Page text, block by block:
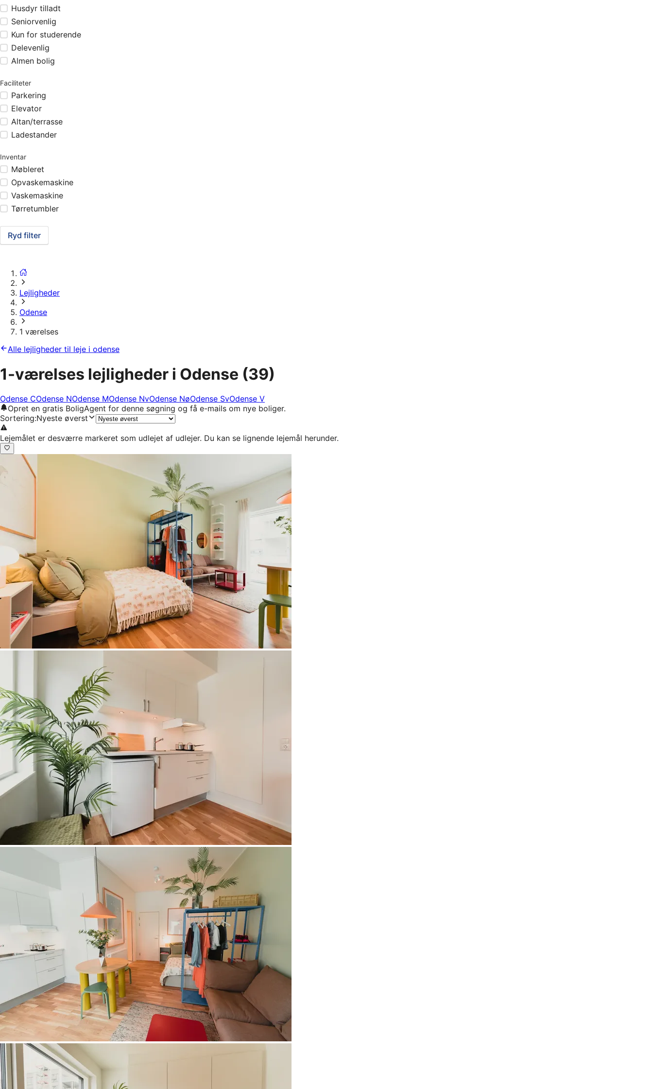
Husdyr tilladt
Seniorvenlig
Kun for studerende
Delevenlig
Almen bolig
Faciliteter
Parkering
Elevator
Altan/terrasse
Ladestander
Inventar
Møbleret
Opvaskemaskine
Vaskemaskine
Tørretumbler
Ryd filter
Lejligheder
Odense
1 værelses
Alle lejligheder til leje i odense
1-værelses lejligheder i Odense (39)
Odense COdense NOdense MOdense NvOdense NøOdense SvOdense V
Opret en gratis BoligAgent for denne søgning og få e-mails om nye boliger.
Sortering:Nyeste øverst
Lejemålet er desværre markeret som udlejet af udlejer. Du kan se lignende lejemål herunder.